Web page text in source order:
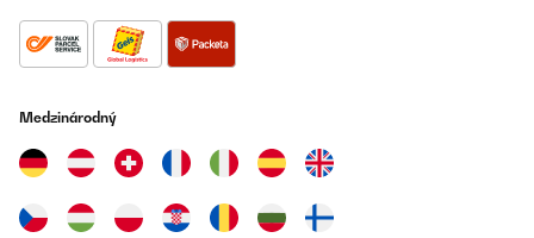
Medzinárodný